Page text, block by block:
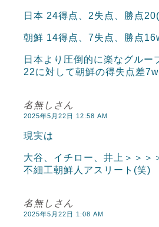
日本 24得点、2失点、勝点
朝鮮 14得点、7失点、勝点
日本より圧倒的に楽なグルー
22に対して朝鮮の得失点差
名無しさん
2025年5月22日 12:58 AM
現実は
大谷、イチロー、井上＞＞＞
不細工朝鮮人アスリート(笑)
名無しさん
2025年5月22日 1:08 AM